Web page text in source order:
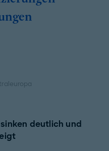
deutlich und